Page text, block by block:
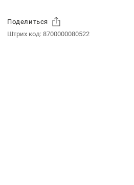
Поделиться
Штрих код: 8700000080522